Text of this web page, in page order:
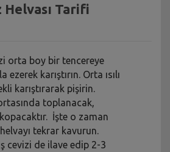
Helvası Tarifi
orta boy bir tencereye
karıştırın. Orta ısılı
karıştırarak pişirin.
toplanacak,
İşte o zaman
tekrar kavurun.
cevizi de ilave edip 2-3